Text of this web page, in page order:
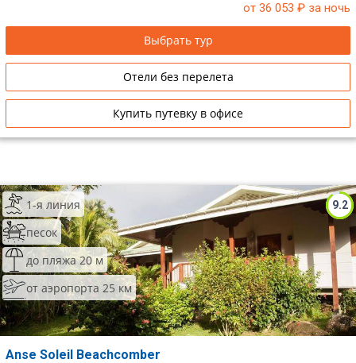
от 36 053 ₽ за ночь
Выбрать тур
Отели без перелета
Купить путевку в офисе
9.2
1-я линия
песок
до пляжа 20 м
от аэропорта 25 км
Anse Soleil Beachcomber